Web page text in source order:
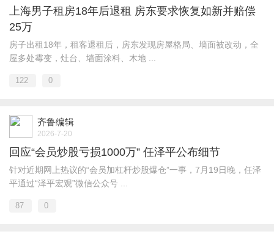
上海男子租房18年后退租 房东要求恢复如新并赔偿
25万
房子出租18年，租客退租后，房东发现房屋格局、墙面被改动，全
屋多处霉变，灶台、墙面涂料、木地 ...
122 0
齐鲁编辑
2026-7-20
回应“会员炒股亏损1000万” 任泽平公布细节
针对近期网上热议的“会员加杠杆炒股爆仓”一事，7月19日晚，任泽
平通过“泽平宏观”微信公众号 ...
87 0